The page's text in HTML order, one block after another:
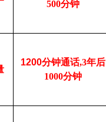
500分钟
1200分钟通话,3年后
1000分钟